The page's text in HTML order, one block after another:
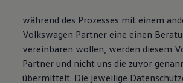
während des Prozesses mit einem
Volkswagen Partner eine einen
vereinbaren wollen, werden diesem
Partner und nicht uns die zuvor
übermittelt. Die jeweilige